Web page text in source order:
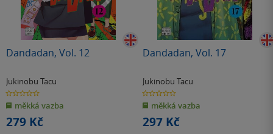
Dandadan, Vol. 12
Jukinobu Tacu
0.0
z
5
hvězdiček
měkká vazba
279 Kč
Dandadan, Vol. 17
Jukinobu Tacu
0.0
z
5
hvězdiček
měkká vazba
297 Kč